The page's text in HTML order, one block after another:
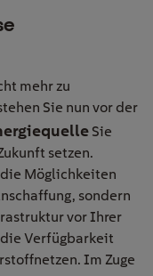
mehr zu
Sie nun vor der
Sie
setzen.
Möglichkeiten
sondern
vor Ihrer
Verfügbarkeit
Im Zuge